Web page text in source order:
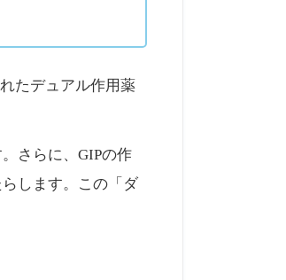
たデュアル作用薬
さらに、GIPの作
します。この「ダ